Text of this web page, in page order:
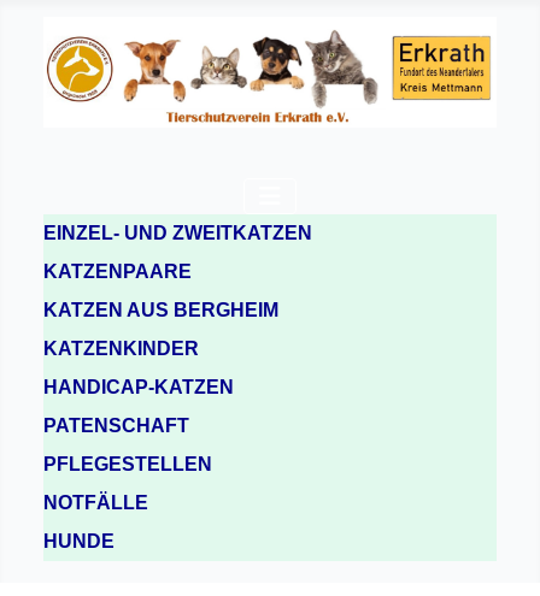
EINZEL- UND ZWEITKATZEN
KATZENPAARE
KATZEN AUS BERGHEIM
KATZENKINDER
HANDICAP-KATZEN
PATENSCHAFT
PFLEGESTELLEN
NOTFÄLLE
HUNDE